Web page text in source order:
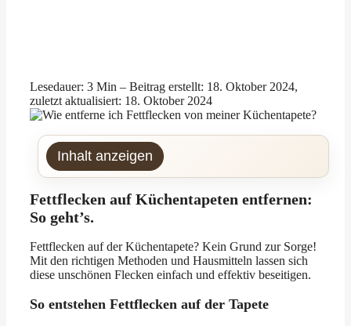
Lesedauer: 3 Min – Beitrag erstellt: 18. Oktober 2024,
zuletzt aktualisiert: 18. Oktober 2024
Inhalt anzeigen
Fettflecken auf Küchentapeten entfernen:
So geht’s.
Fettflecken auf der Küchentapete? Kein Grund zur Sorge!
Mit den richtigen Methoden und Hausmitteln lassen sich
diese unschönen Flecken einfach und effektiv beseitigen.
So entstehen Fettflecken auf der Tapete